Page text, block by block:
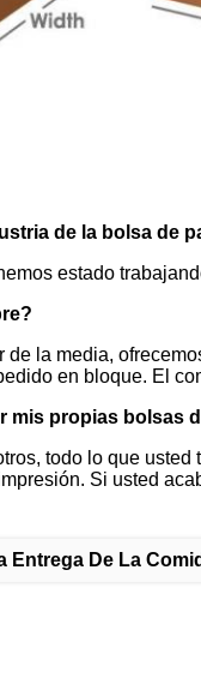
de la bolsa de
estado
de la media,
en bloque. El
mis propias bolsas
todo lo que
Si usted
Entrega De La